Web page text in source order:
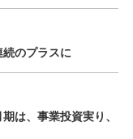
のプラスに
は、事業投資実り、